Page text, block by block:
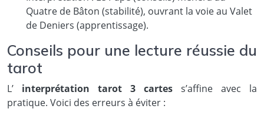
Quatre de Bâton (stabilité), ouvrant la voie au Valet
de Deniers (apprentissage).
Conseils pour une lecture réussie du
tarot
L’ interprétation tarot 3 cartes s’affine avec la
pratique. Voici des erreurs à éviter :